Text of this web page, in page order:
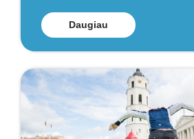
Daugiau